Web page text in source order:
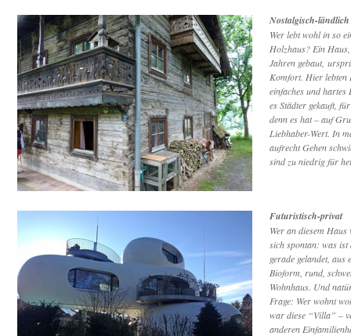
Nostalgisch-ländlich
Wer lebt wohl in so
Holzhaus? Ein
Jahren gebaut,
Komfort. Hier lebten
einfaches und hartes
es Städter gekauft,
denn es hat – auf
Liebhaber-Wert. In
aufrecht Gehen
sind zu niedrig für
Futuristisch-privat
Wer an diesem
sich spontan: was
gerade gelandet, aus
Bioform, rund,
Wohnhaus. Und
Frage: Wer wohnt
war diese “Villa” –
anderen